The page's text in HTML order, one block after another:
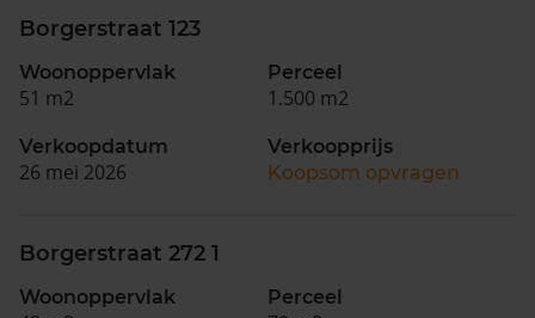
Borgerstraat 123
Woonoppervlak
51 m2
Perceel
1.500 m2
Verkoopdatum
26 mei 2026
Verkoopprijs
Koopsom opvragen
Borgerstraat 272 1
Woonoppervlak Perceel